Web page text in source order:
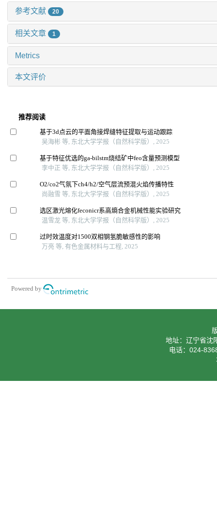
参考文献 20
相关文章 1
Metrics
本文评价
推荐阅读
基于3d点云的平面角接焊缝特征提取与运动跟踪
吴海彬 等, 东北大学学报（自然科学版）, 2025
基于特征优选的ga-bilstm烧结矿中feo含量预测模型
李中正 等, 东北大学学报（自然科学版）, 2025
O2/co2气氛下ch4/h2/空气层流预混火焰传播特性
尚融雪 等, 东北大学学报（自然科学版）, 2025
选区激光熔化feconicr系高熵合金机械性能实验研究
温雪龙 等, 东北大学学报（自然科学版）, 2025
过时效温度对1500双相钢氢脆敏感性的影响
万亮 等, 有色金属材料与工程, 2025
Powered by
地址：辽宁省沈
电话：024-